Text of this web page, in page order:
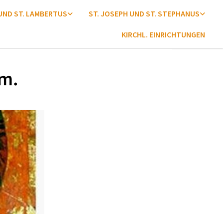
ST. LAMBERTUS ST. JOSEPH UND ST. STEPHANUS
KIRCHL. EINRICHTUNGEN